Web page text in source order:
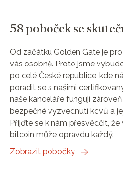
58 poboček se
Od začátku Golden Gate je
vás osobně. Proto jsme
po celé České republice, kde
poradit se s našimi
naše kanceláře fungují
bezpečné vyzvednutí kovů a
Přijďte se k nám přesvědčit,
bitcoin může opravdu každý.
Zobrazit pobočky